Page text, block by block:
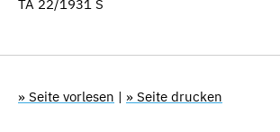
TA 22/1931 S
» Seite vorlesen | » Seite drucken